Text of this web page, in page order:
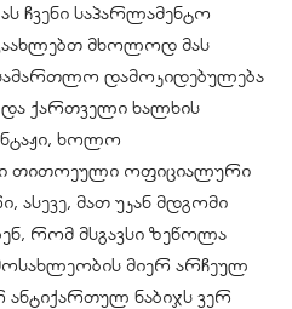
ჩვენი საპარლამენტო
მხოლოდ მას
დამოკიდებულება
ქართველი ხალხის
ხოლო
თითოეული ოფიციალური
მათ უკან მდგომი
რომ მსგავსი ზეწოლა
მიერ არჩეულ
ნაბიჯს ვერ